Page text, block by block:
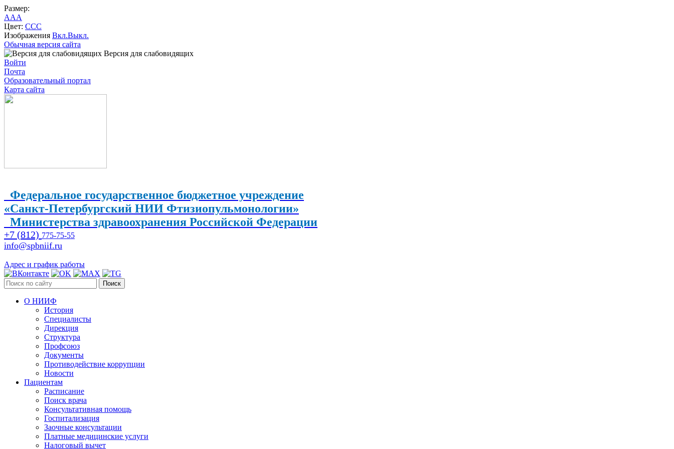
Размер:
AAA
Цвет: CCC
Изображения Вкл.Выкл.
Обычная версия сайта
Версия для слабовидящих
Войти
Почта
Образовательный портал
Карта сайта
Федеральное государственное бюджетное учреждение
«Санкт-Петербургский НИИ Фтизиопульмонологии»
Министерства здравоохранения Российской Федерации
+7 (812) 775-75-55
info@spbniif.ru
Адрес и график работы
Поиск
О НИИФ
История
Специалисты
Дирекция
Структура
Профсоюз
Документы
Противодействие коррупции
Новости
Пациентам
Расписание
Поиск врача
Консультативная помощь
Госпитализация
Заочные консультации
Платные медицинские услуги
Налоговый вычет